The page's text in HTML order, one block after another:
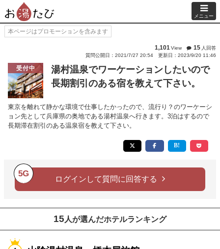
メニュー
本ページはプロモーションを含みます
1,101View 15 人回答
質問公開日：2021/7/27 20:54
更新日：2023/9/20 11:46
受付中
湯村温泉でワーケーションしたいので
長期割引のある宿を教えて下さい。
東京を離れて静かな環境で仕事したかったので、流行り？のワーケーシ
ョン先として兵庫県の奥地である湯村温泉へ行きます。3泊はするので
長期滞在割引のある温泉宿を教えて下さい。
5G
ログインして質問に回答する
15 人が選んだホテルランキング